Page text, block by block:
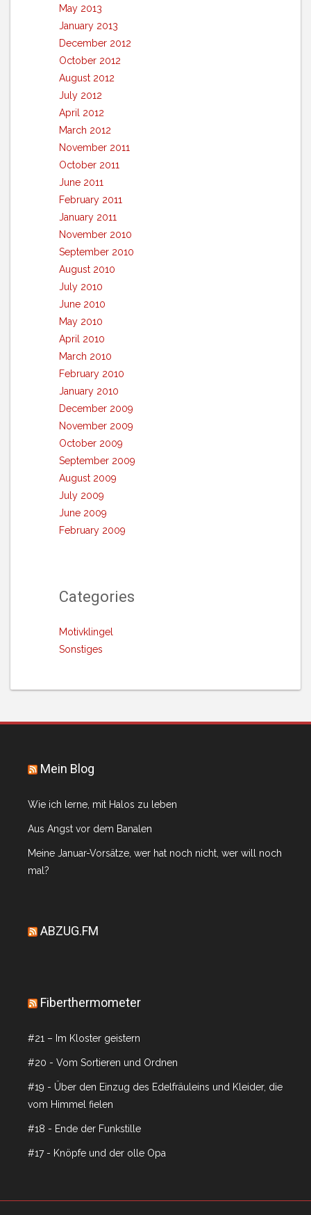
May 2013
January 2013
December 2012
October 2012
August 2012
July 2012
April 2012
March 2012
November 2011
October 2011
June 2011
February 2011
January 2011
November 2010
September 2010
August 2010
July 2010
June 2010
May 2010
April 2010
March 2010
February 2010
January 2010
December 2009
November 2009
October 2009
September 2009
August 2009
July 2009
June 2009
February 2009
Categories
Motivklingel
Sonstiges
Mein Blog
Wie ich lerne, mit Halos zu leben
Aus Angst vor dem Banalen
Meine Januar-Vorsätze, wer hat noch nicht, wer will noch
mal?
ABZUG.FM
Fiberthermometer
#21 – Im Kloster geistern
#20 - Vom Sortieren und Ordnen
#19 - Über den Einzug des Edelfräuleins und Kleider, die
vom Himmel fielen
#18 - Ende der Funkstille
#17 - Knöpfe und der olle Opa